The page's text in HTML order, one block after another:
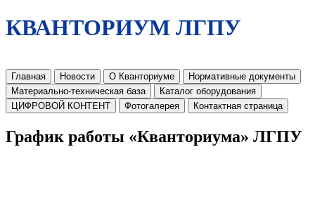
КВАНТОРИУМ ЛГПУ
Главная Новости О Кванториуме
Нормативные документы
Материально-техническая база
Каталог оборудования
ЦИФРОВОЙ КОНТЕНТ
Фотогалерея Контактная страница
График работы «Кванториума» ЛГПУ